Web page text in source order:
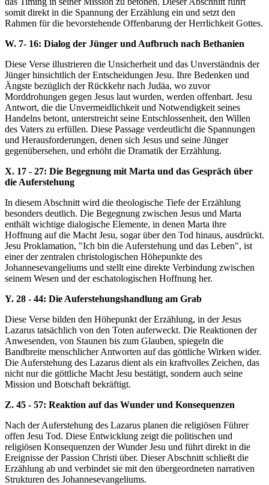
somit direkt in die Spannung der Erzählung ein und setzt den
Rahmen für die bevorstehende Offenbarung der Herrlichkeit Gottes.
W. 7- 16: Dialog der Jünger und Aufbruch nach Bethanien
Diese Verse illustrieren die Unsicherheit und das Unverständnis der
Jünger hinsichtlich der Entscheidungen Jesu. Ihre Bedenken und
Ängste bezüglich der Rückkehr nach Judäa, wo zuvor
Morddrohungen gegen Jesus laut wurden, werden offenbart. Jesu
Antwort, die die Unvermeidlichkeit und Notwendigkeit seines
Handelns betont, unterstreicht seine Entschlossenheit, den Willen
des Vaters zu erfüllen. Diese Passage verdeutlicht die Spannungen
und Herausforderungen, denen sich Jesus und seine Jünger
gegenübersehen, und erhöht die Dramatik der Erzählung.
X. 17 - 27: Die Begegnung mit Marta und das Gespräch über
die Auferstehung
In diesem Abschnitt wird die theologische Tiefe der Erzählung
besonders deutlich. Die Begegnung zwischen Jesus und Marta
enthält wichtige dialogische Elemente, in denen Marta ihre
Hoffnung auf die Macht Jesu, sogar über den Tod hinaus, ausdrückt.
Jesu Proklamation, "Ich bin die Auferstehung und das Leben", ist
einer der zentralen christologischen Höhepunkte des
Johannesevangeliums und stellt eine direkte Verbindung zwischen
seinem Wesen und der eschatologischen Hoffnung her.
Y. 28 - 44: Die Auferstehungshandlung am Grab
Diese Verse bilden den Höhepunkt der Erzählung, in der Jesus
Lazarus tatsächlich von den Toten auferweckt. Die Reaktionen der
Anwesenden, von Staunen bis zum Glauben, spiegeln die
Bandbreite menschlicher Antworten auf das göttliche Wirken wider.
Die Auferstehung des Lazarus dient als ein kraftvolles Zeichen, das
nicht nur die göttliche Macht Jesu bestätigt, sondern auch seine
Mission und Botschaft bekräftigt.
Z. 45 - 57: Reaktion auf das Wunder und Konsequenzen
Nach der Auferstehung des Lazarus planen die religiösen Führer
offen Jesu Tod. Diese Entwicklung zeigt die politischen und
religiösen Konsequenzen der Wunder Jesu und führt direkt in die
Ereignisse der Passion Christi über. Dieser Abschnitt schließt die
Erzählung ab und verbindet sie mit den übergeordneten narrativen
Strukturen des Johannesevangeliums.